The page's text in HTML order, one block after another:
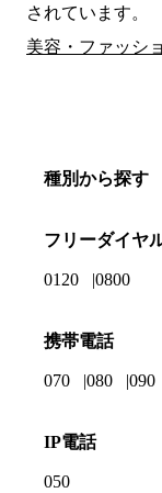
されています。
美容・ファッシ
種別から探す
フリーダイヤ
0120 0800
携帯電話
070 080 090
IP電話
050